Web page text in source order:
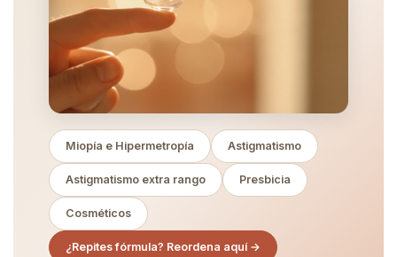
Miopía e Hipermetropía Astigmatismo
Astigmatismo extra rango Presbicia
Cosméticos
¿Repites fórmula? Reordena aquí →